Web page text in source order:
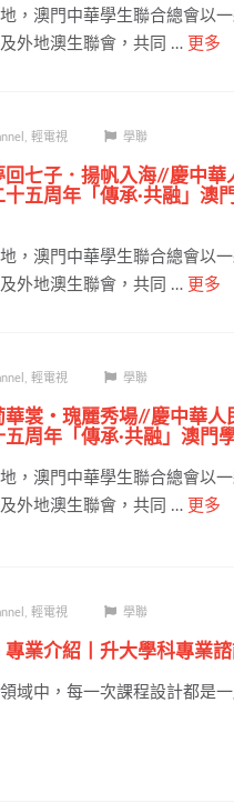
，澳門中華學生聯合總會以
外地澳生聯會，共同 … 更多
輕電視 學聯
回七子．揚帆入海//慶中
五周年「傳承·共融」澳
，澳門中華學生聯合總會以
外地澳生聯會，共同 … 更多
輕電視 學聯
華裳‧瑰麗秀場//慶中華人
周年「傳承·共融」澳門
，澳門中華學生聯合總會以
外地澳生聯會，共同 … 更多
輕電視 學聯
專業介紹丨升大學科專業
域中，每一次課程設計都是